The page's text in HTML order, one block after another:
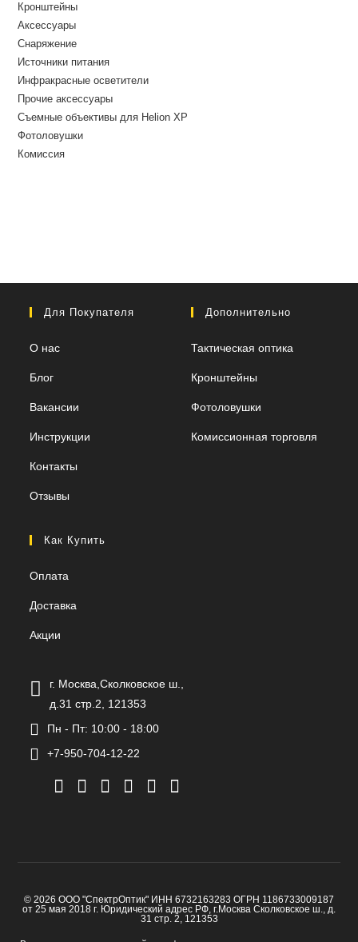
Кронштейны
Аксессуары
Снаряжение
Источники питания
Инфракрасные осветители
Прочие аксессуары
Съемные объективы для Helion XP
Фотоловушки
Комиссия
Для Покупателя
О нас
Блог
Вакансии
Инструкции
Контакты
Отзывы
Дополнительно
Тактическая оптика
Кронштейны
Фотоловушки
Комиссионная торговля
Как Купить
Оплата
Доставка
Акции
г. Москва,Сколковское ш.,
д.31 стр.2, 121353
Пн - Пт: 10:00 - 18:00
+7-950-704-12-22
© 2026 ООО "СпектрОптик" ИНН 6732163283 ОГРН 1186733009187
от 25 мая 2018 г. Юридический адрес РФ, г.Москва Сколковское ш., д.
31 стр. 2, 121353